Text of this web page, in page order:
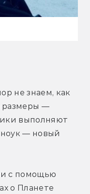
не знаем, как
размеры —
выполняют
— новый
с помощью
о Планете